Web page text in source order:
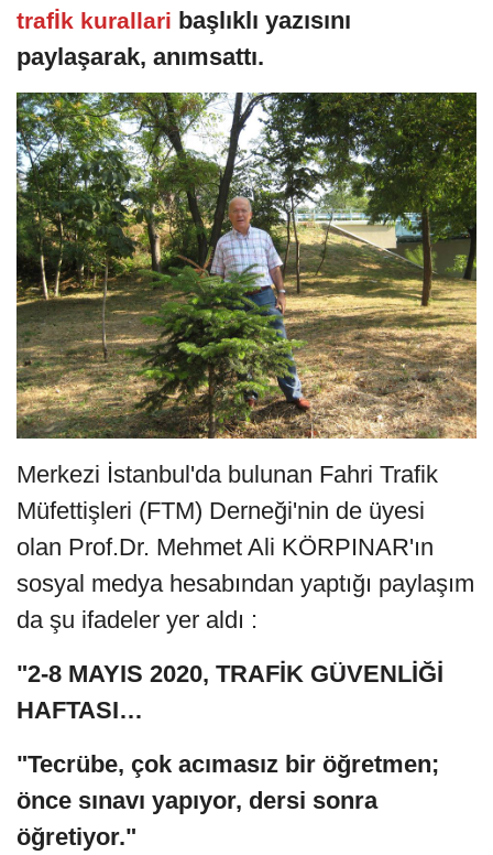
trafİk kurallari başlıklı yazısını
paylaşarak, anımsattı.
Merkezi İstanbul'da bulunan Fahri Trafik
Müfettişleri (FTM) Derneği'nin de üyesi
olan Prof.Dr. Mehmet Ali KÖRPINAR'ın
sosyal medya hesabından yaptığı paylaşım
da şu ifadeler yer aldı :
"2-8 MAYIS 2020, TRAFİK GÜVENLİĞİ
HAFTASI…
"Tecrübe, çok acımasız bir öğretmen;
önce sınavı yapıyor, dersi sonra
öğretiyor."